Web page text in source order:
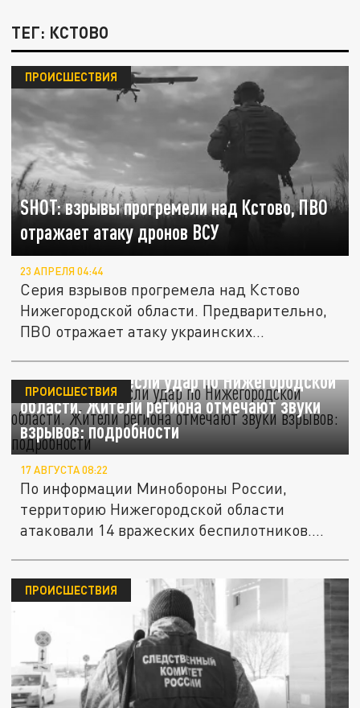
ТЕГ: КСТОВО
SHOT: взрывы прогремели над Кстово, ПВО
отражает атаку дронов ВСУ
ПРОИСШЕСТВИЯ
23 АПРЕЛЯ 04:44
Серия взрывов прогремела над Кстово
Нижегородской области. Предварительно,
ПВО отражает атаку украинских...
Дроны ВСУ нанесли удар по Нижегородской
области. Жители региона отмечают звуки
взрывов: подробности
ПРОИСШЕСТВИЯ
17 АВГУСТА 08:22
По информации Минобороны России,
территорию Нижегородской области
атаковали 14 вражеских беспилотников....
ПРОИСШЕСТВИЯ